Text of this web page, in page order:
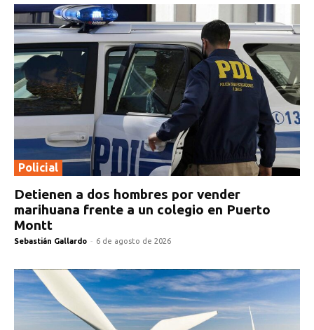
Policial
Detienen a dos hombres por vender
marihuana frente a un colegio en Puerto
Montt
Sebastián Gallardo - 6 de agosto de 2026